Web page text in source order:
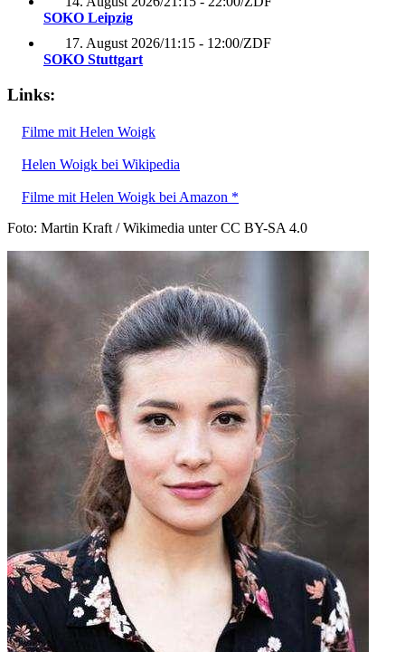
SOKO Leipzig
17. August 2026/11:15 - 12:00/ZDF
SOKO Stuttgart
Links:
Filme mit Helen Woigk
Helen Woigk bei Wikipedia
Filme mit Helen Woigk bei Amazon *
Foto: Martin Kraft / Wikimedia unter CC BY-SA 4.0